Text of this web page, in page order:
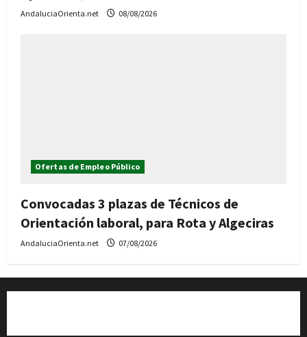
AndaluciaOrienta.net 08/08/2026
Ofertas de Empleo Público
Convocadas 3 plazas de Técnicos de
Orientación laboral, para Rota y Algeciras
AndaluciaOrienta.net 07/08/2026